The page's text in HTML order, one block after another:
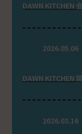
DAWN KITCHEN
2026.05.06
DAWN KITCHEN
2026.03.16